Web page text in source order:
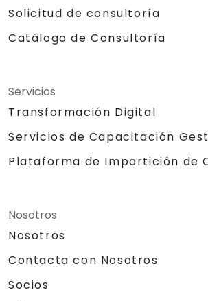
Solicitud de consultoría
Catálogo de Consultoría
Servicios
Transformación Digital
Servicios de Capacitación
Plataforma de Impartición de
Nosotros
Nosotros
Contacta con Nosotros
Socios